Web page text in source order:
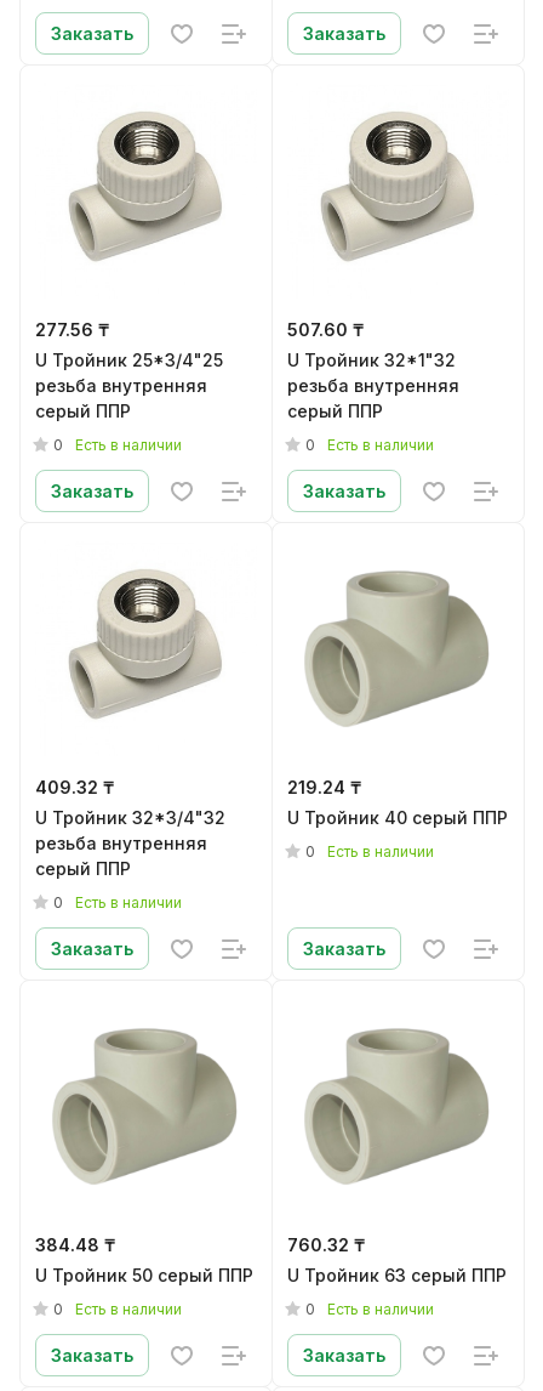
Заказать Заказать
277.56 ₸
U Тройник 25*3/4"25
резьба внутренняя
серый ППР
0 Есть в наличии
Заказать
507.60 ₸
U Тройник 32*1"32
резьба внутренняя
серый ППР
0 Есть в наличии
Заказать
409.32 ₸
U Тройник 32*3/4"32
резьба внутренняя
серый ППР
0 Есть в наличии
Заказать
219.24 ₸
U Тройник 40 серый ППР
0 Есть в наличии
Заказать
384.48 ₸
U Тройник 50 серый ППР
0 Есть в наличии
Заказать
760.32 ₸
U Тройник 63 серый ППР
0 Есть в наличии
Заказать